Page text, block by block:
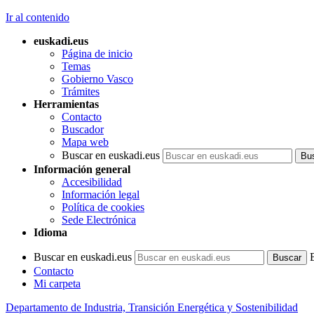
Ir al contenido
euskadi.eus
Página de inicio
Temas
Gobierno Vasco
Trámites
Herramientas
Contacto
Buscador
Mapa web
Buscar en euskadi.eus
Información general
Accesibilidad
Información legal
Política de cookies
Sede Electrónica
Idioma
Buscar en euskadi.eus
Contacto
Mi carpeta
Departamento de Industria, Transición Energética y Sostenibilidad